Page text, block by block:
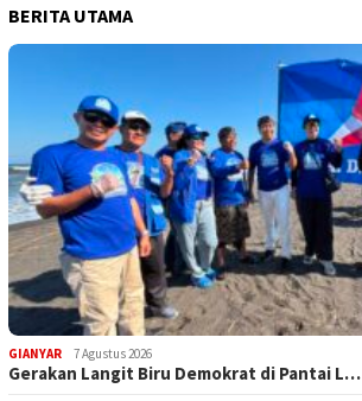
BERITA UTAMA
GIANYAR 7 Agustus 2026
Gerakan Langit Biru Demokrat di Pantai L…